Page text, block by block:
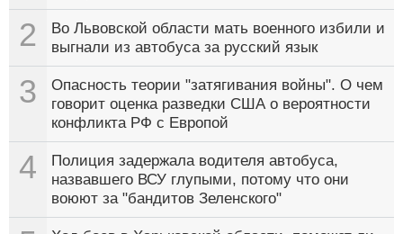
2
Во Львовской области мать военного избили и
выгнали из автобуса за русский язык
3
Опасность теории "затягивания войны". О чем
говорит оценка разведки США о вероятности
конфликта РФ с Европой
4
Полиция задержала водителя автобуса,
назвавшего ВСУ глупыми, потому что они
воюют за "бандитов Зеленского"